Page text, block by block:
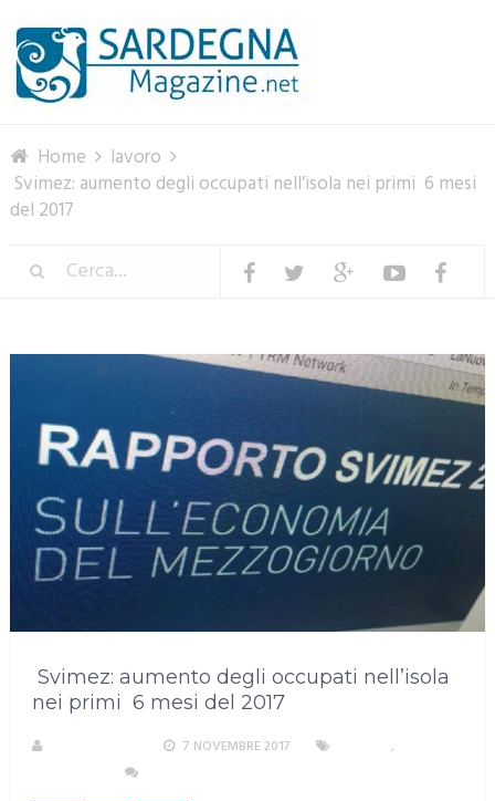
Home
lavoro
Svimez: aumento degli occupati nell’isola nei primi 6 mesi
del 2017
Svimez: aumento degli occupati nell’isola
nei primi 6 mesi del 2017
7 NOVEMBRE 2017
,